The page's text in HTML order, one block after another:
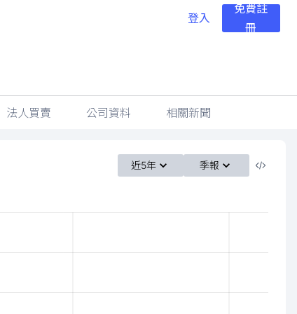
登入
免費註
冊
法人買賣 公司資料 相關新聞
近5年 季報